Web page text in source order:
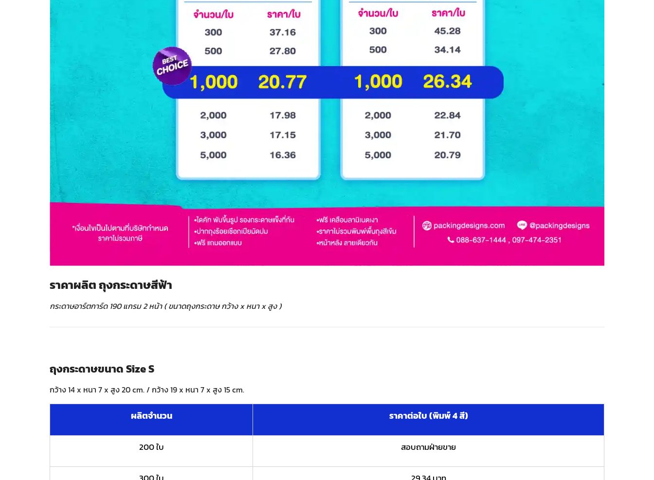
ราคาผลิต ถุงกระดาษสีฟ้า
กระดาษอาร์ตการ์ด 190 แกรม 2 หน้า ( ขนาดถุงกระดาษ กว้าง x หนา x สูง )
ถุงกระดาษขนาด Size S
กว้าง 14 x หนา 7 x สูง 20 cm. / กว้าง 19 x หนา 7 x สูง 15 cm.
ผลิตจำนวน ราคาต่อใบ (พิมพ์ 4 สี)
200 ใบ สอบถามฝ่ายขาย